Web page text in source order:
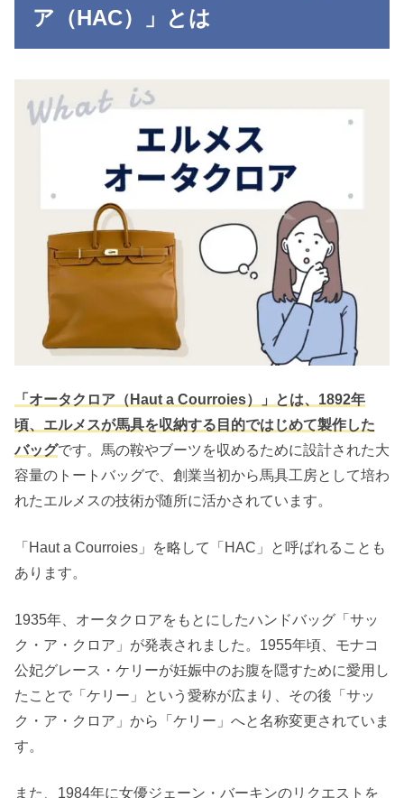
ア（HAC）」とは
「オータクロア（Haut a Courroies）」とは、1892年
頃、エルメスが馬具を収納する目的ではじめて製作した
バッグです。馬の鞍やブーツを収めるために設計された大
容量のトートバッグで、創業当初から馬具工房として培わ
れたエルメスの技術が随所に活かされています。
「Haut a Courroies」を略して「HAC」と呼ばれることも
あります。
1935年、オータクロアをもとにしたハンドバッグ「サッ
ク・ア・クロア」が発表されました。1955年頃、モナコ
公妃グレース・ケリーが妊娠中のお腹を隠すために愛用し
たことで「ケリー」という愛称が広まり、その後「サッ
ク・ア・クロア」から「ケリー」へと名称変更されていま
す。
また、1984年に女優ジェーン・バーキンのリクエストを